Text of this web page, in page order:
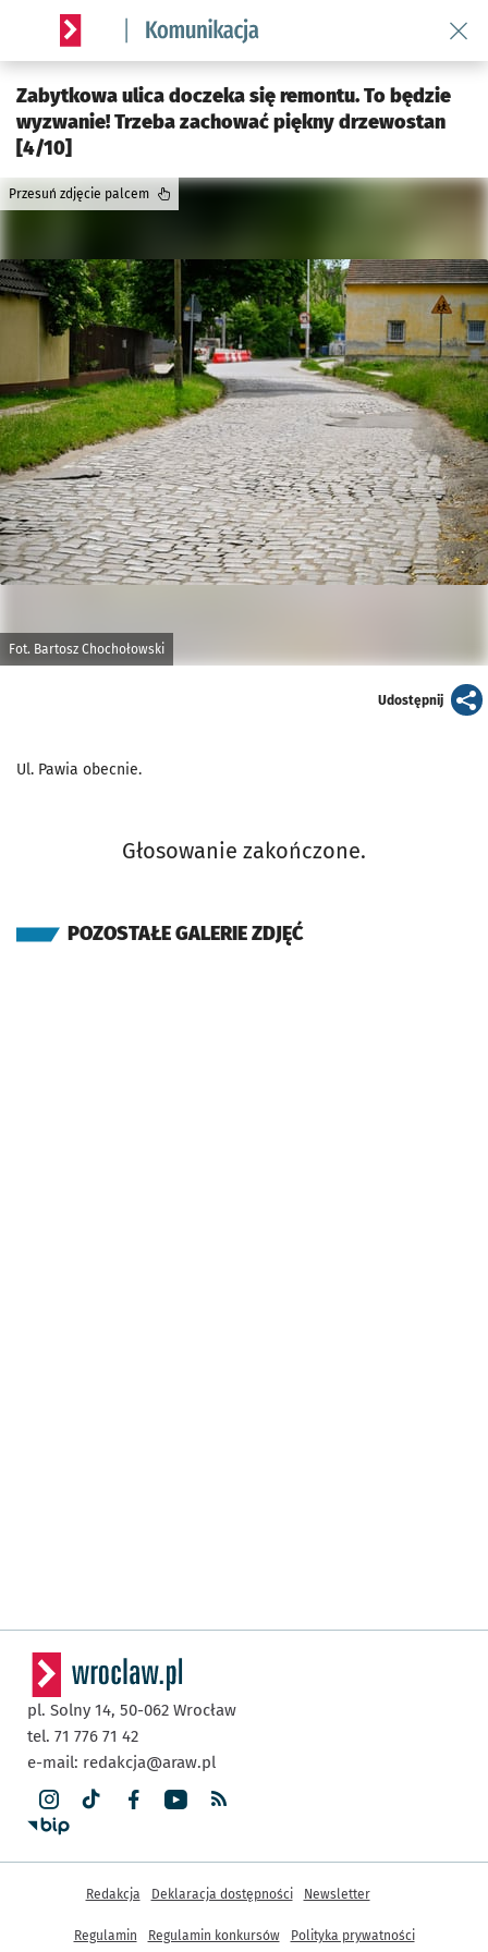
Serwis informacyjny wroclaw.pl podserwis: Komunikacja
Zabytkowa ulica doczeka się remontu. To będzie
wyzwanie! Trzeba zachować piękny drzewostan
[4/10]
Fot. Bartosz Chochołowski
Przesuń zdjęcie palcem
Udostępnijartykuł
Ul. Pawia obecnie.
Głosowanie zakończone.
POZOSTAŁE GALERIE ZDJĘĆ
pl. Solny 14, 50-062 Wrocław
tel. 71 776 71 42
e-mail: redakcja@araw.pl
Inne informacje
Redakcja Deklaracja dostępności Newsletter
Regulamin Regulamin konkursów Polityka prywatności